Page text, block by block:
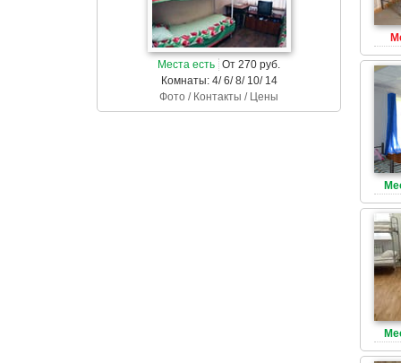
Места есть От 270 руб.
Комнаты: 4/ 6/ 8/ 10/ 14
Фото / Контакты / Цены